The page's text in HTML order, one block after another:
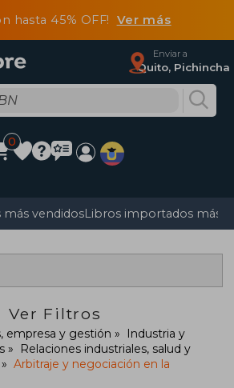
hasta 45% OFF! Ver más
Enviar a
Quito, Pichincha
0
más vendidosLibros importados más
Ver Filtros
empresa y gestión
Industria y
Relaciones industriales, salud y
Arbitraje y negociación en la